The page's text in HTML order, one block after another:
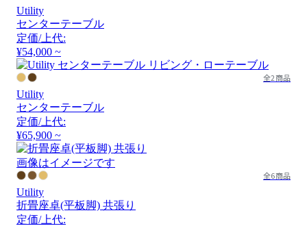
Utility
センターテーブル
定価/上代:
¥54,000 ~
全2商品
Utility
センターテーブル
定価/上代:
¥65,900 ~
画像はイメージです
全6商品
Utility
折畳座卓(平板脚) 共張り
定価/上代: